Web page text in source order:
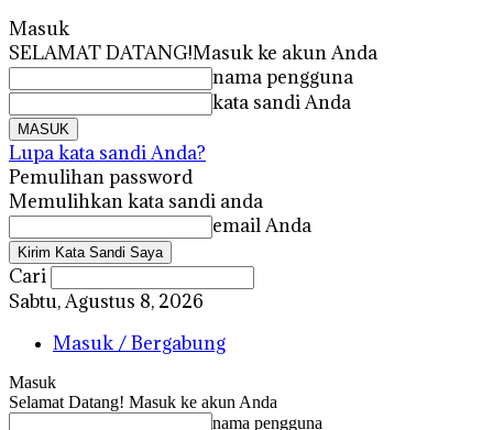
Masuk
SELAMAT DATANG!Masuk ke akun Anda
nama pengguna
kata sandi Anda
Lupa kata sandi Anda?
Pemulihan password
Memulihkan kata sandi anda
email Anda
Cari
Sabtu, Agustus 8, 2026
Masuk / Bergabung
Masuk
Selamat Datang! Masuk ke akun Anda
nama pengguna